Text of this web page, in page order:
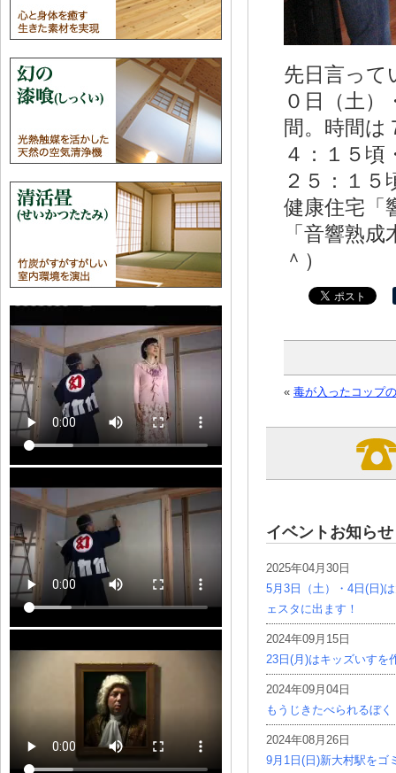
先日言って
０日（土）
間。時間は
４：１５頃
２５：１
健康住宅「
「音響熟
＾）
« 毒が入ったコップ
イベントお知らせ
2025年04月30日
5月3日（土）・4日(日)
ェスタに出ます！
2024年09月15日
23日(月)はキッズいすを
2024年09月04日
もうじきたべられるぼく
2024年08月26日
9月1日(日)新大村駅をゴ